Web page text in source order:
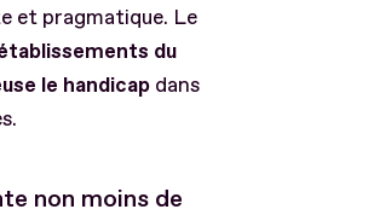
et pragmatique. Le
du
le handicap dans
non moins de